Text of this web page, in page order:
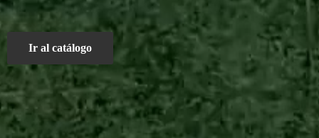
Ir al catálogo